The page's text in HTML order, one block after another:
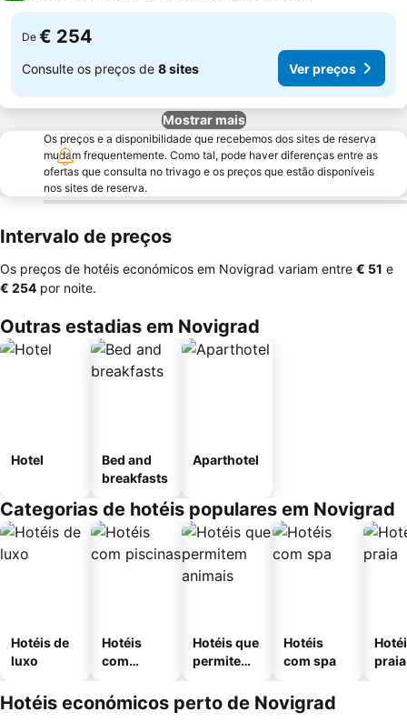
De € 254
Consulte os preços de 8 sites Ver preços
Mostrar mais
Os preços e a disponibilidade que recebemos dos sites de reserva
mudam frequentemente. Como tal, pode haver diferenças entre as
ofertas que consulta no trivago e os preços que estão disponíveis
nos sites de reserva.
Intervalo de preços
Os preços de hotéis económicos em Novigrad variam entre ‎€ 51 e
‎€ 254 por noite.
Outras estadias em Novigrad
Hotel
Bed and
breakfasts
Aparthotel
Categorias de hotéis populares em Novigrad
Hotéis de
luxo
Hotéis
com
Hotéis que
permitem
Hotéis
com spa
praia
Hotéis económicos perto de Novigrad